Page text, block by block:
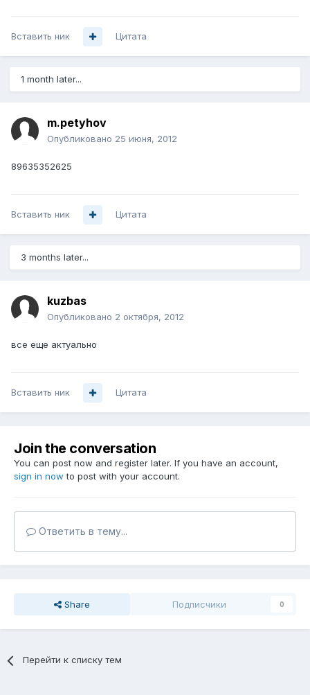
Вставить ник Цитата
1 month later...
m.petyhov
Опубликовано 25 июня, 2012
89635352625
Вставить ник Цитата
3 months later...
kuzbas
Опубликовано 2 октября, 2012
все еще актуально
Вставить ник Цитата
Join the conversation
You can post now and register later. If you have an account,
sign in now to post with your account.
Ответить в тему...
Share Подписчики 0
Перейти к списку тем